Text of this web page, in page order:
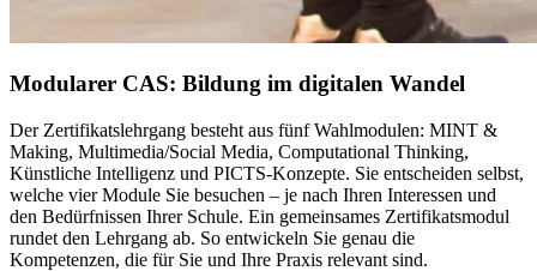
Modularer CAS: Bildung im digitalen Wandel
Der Zertifikatslehrgang besteht aus fünf Wahlmodulen: MINT &
Making, Multimedia/Social Media, Computational Thinking,
Künstliche Intelligenz und PICTS-Konzepte. Sie entscheiden selbst,
welche vier Module Sie besuchen – je nach Ihren Interessen und
den Bedürfnissen Ihrer Schule. Ein gemeinsames Zertifikatsmodul
rundet den Lehrgang ab. So entwickeln Sie genau die
Kompetenzen, die für Sie und Ihre Praxis relevant sind.